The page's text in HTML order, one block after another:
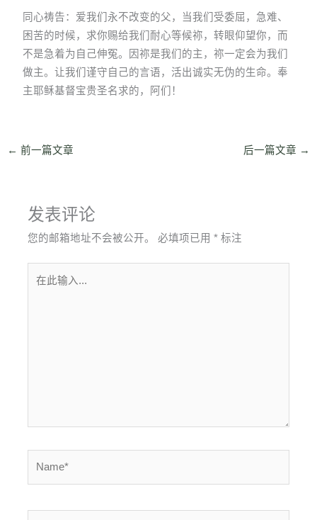
同心祷告：爱我们永不改变的父，当我们受委屈，急难、
困苦的时候，求你赐给我们耐心等候祢，转眼仰望你，而
不是急着为自己伸冤。因祢是我们的主，祢一定会为我们
做主。让我们谨守自己的言语，活出诚实无伪的生命。奉
主耶稣基督宝贵圣名求的，阿们！
← 前一篇文章 后一篇文章 →
发表评论
您的邮箱地址不会被公开。 必填项已用* 标注